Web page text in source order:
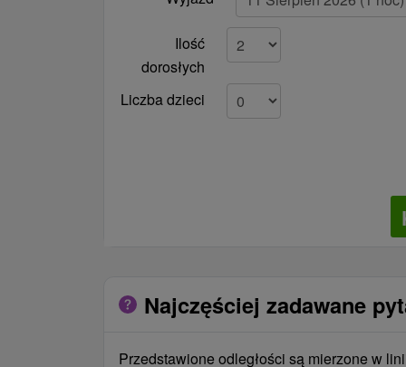
Ilość
dorosłych
Liczba dzieci
Najczęściej zadawane
Przedstawione odległości są mierzone w